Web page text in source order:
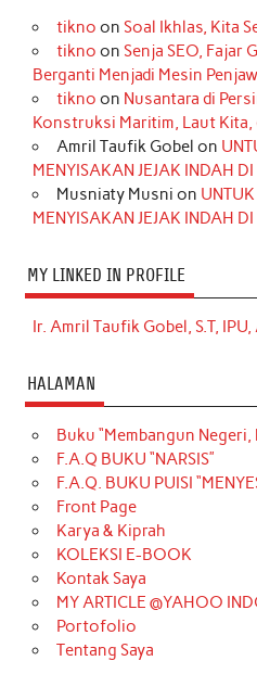
tikno on Soal Ikhlas, Kita
tikno on Senja SEO, Fajar
Berganti Menjadi Mesin
tikno on Nusantara di
Konstruksi Maritim, Laut Kita,
Amril Taufik Gobel on
MENYISAKAN JEJAK INDAH
Musniaty Musni on
MENYISAKAN JEJAK INDAH
MY LINKED IN PROFILE
Ir. Amril Taufik Gobel, S.T, IPU,
HALAMAN
Buku “Membangun
F.A.Q BUKU “NARSIS”
F.A.Q. BUKU PUISI
Front Page
Karya & Kiprah
KOLEKSI E-BOOK
Kontak Saya
MY ARTICLE @YAHOO
Portofolio
Tentang Saya